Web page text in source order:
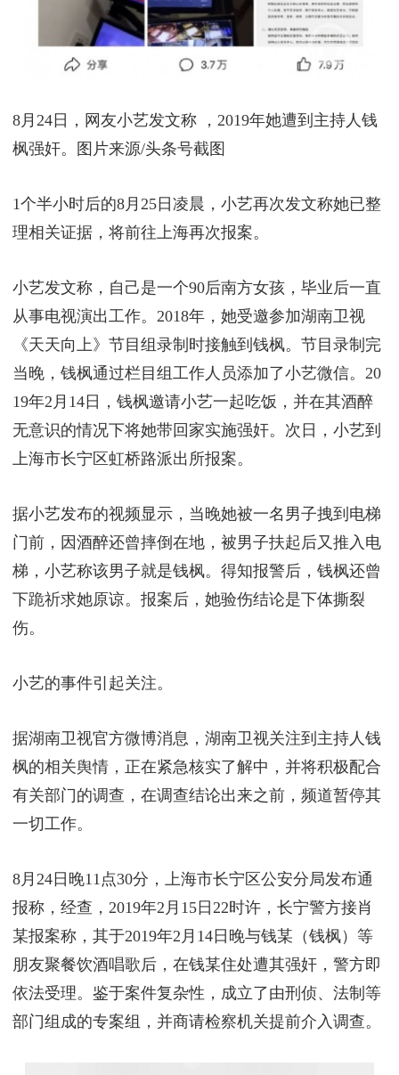
8月24日，网友小艺发文称 ，2019年她遭到主持人钱
枫强奸。图片来源/头条号截图
1个半小时后的8月25日凌晨，小艺再次发文称她已整
理相关证据，将前往上海再次报案。
小艺发文称，自己是一个90后南方女孩，毕业后一直
从事电视演出工作。2018年，她受邀参加湖南卫视
《天天向上》节目组录制时接触到钱枫。节目录制完
当晚，钱枫通过栏目组工作人员添加了小艺微信。20
19年2月14日，钱枫邀请小艺一起吃饭，并在其酒醉
无意识的情况下将她带回家实施强奸。次日，小艺到
上海市长宁区虹桥路派出所报案。
据小艺发布的视频显示，当晚她被一名男子拽到电梯
门前，因酒醉还曾摔倒在地，被男子扶起后又推入电
梯，小艺称该男子就是钱枫。得知报警后，钱枫还曾
下跪祈求她原谅。报案后，她验伤结论是下体撕裂
伤。
小艺的事件引起关注。
据湖南卫视官方微博消息，湖南卫视关注到主持人钱
枫的相关舆情，正在紧急核实了解中，并将积极配合
有关部门的调查，在调查结论出来之前，频道暂停其
一切工作。
8月24日晚11点30分，上海市长宁区公安分局发布通
报称，经查，2019年2月15日22时许，长宁警方接肖
某报案称，其于2019年2月14日晚与钱某（钱枫）等
朋友聚餐饮酒唱歌后，在钱某住处遭其强奸，警方即
依法受理。鉴于案件复杂性，成立了由刑侦、法制等
部门组成的专案组，并商请检察机关提前介入调查。